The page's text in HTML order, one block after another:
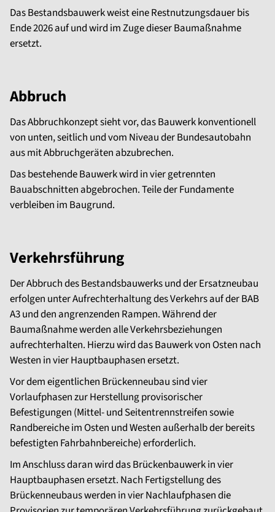
Das Bestandsbauwerk weist eine Restnutzungsdauer bis
Ende 2026 auf und wird im Zuge dieser Baumaßnahme
ersetzt.
Abbruch
Das Abbruchkonzept sieht vor, das Bauwerk konventionell
von unten, seitlich und vom Niveau der Bundesautobahn
aus mit Abbruchgeräten abzubrechen.
Das bestehende Bauwerk wird in vier getrennten
Bauabschnitten abgebrochen. Teile der Fundamente
verbleiben im Baugrund.
Verkehrsführung
Der Abbruch des Bestandsbauwerks und der Ersatzneubau
erfolgen unter Aufrechterhaltung des Verkehrs auf der BAB
A3 und den angrenzenden Rampen. Während der
Baumaßnahme werden alle Verkehrsbeziehungen
aufrechterhalten. Hierzu wird das Bauwerk von Osten nach
Westen in vier Hauptbauphasen ersetzt.
Vor dem eigentlichen Brückenneubau sind vier
Vorlaufphasen zur Herstellung provisorischer
Befestigungen (Mittel- und Seitentrennstreifen sowie
Randbereiche im Osten und Westen außerhalb der bereits
befestigten Fahrbahnbereiche) erforderlich.
Im Anschluss daran wird das Brückenbauwerk in vier
Hauptbauphasen ersetzt. Nach Fertigstellung des
Brückenneubaus werden in vier Nachlaufphasen die